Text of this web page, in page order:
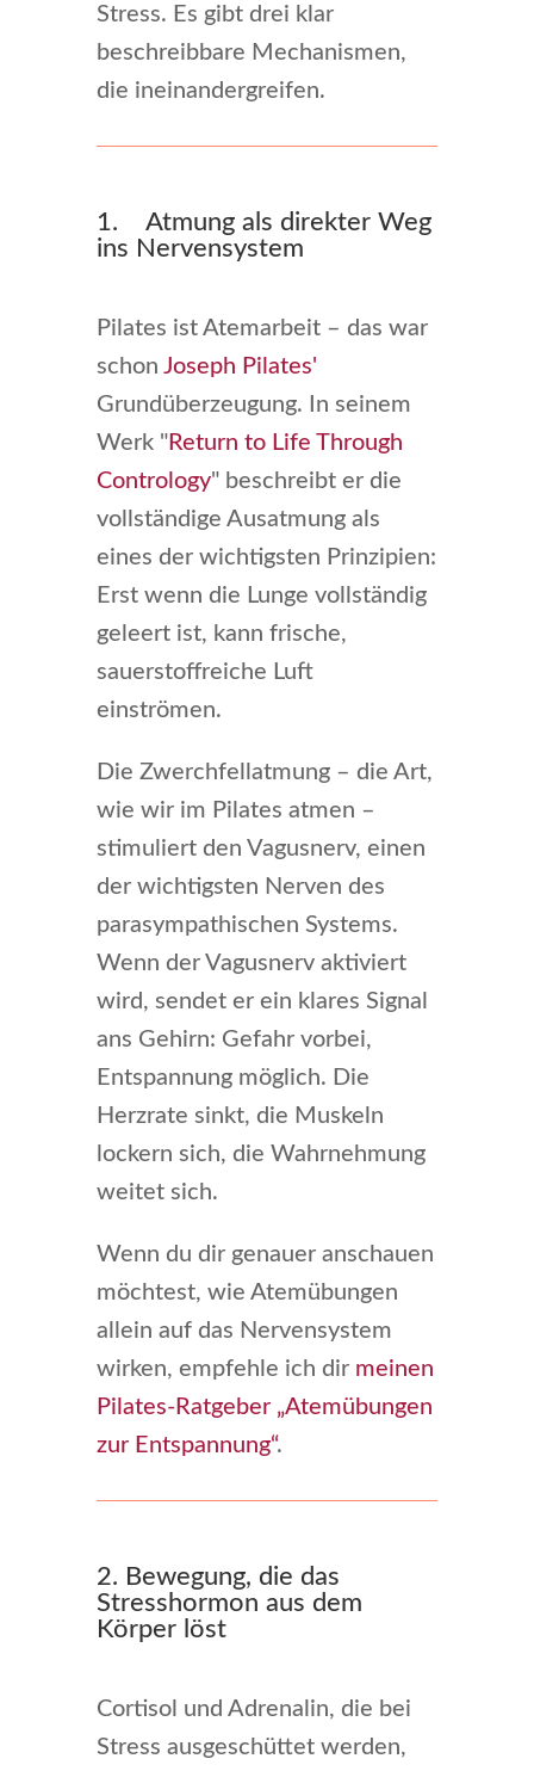
Stress. Es gibt drei klar
beschreibbare Mechanismen,
die ineinandergreifen.
1. Atmung als direkter Weg
ins Nervensystem
Pilates ist Atemarbeit – das war
schon Joseph Pilates'
Grundüberzeugung. In seinem
Werk "Return to Life Through
Contrology" beschreibt er die
vollständige Ausatmung als
eines der wichtigsten Prinzipien:
Erst wenn die Lunge vollständig
geleert ist, kann frische,
sauerstoffreiche Luft
einströmen.
Die Zwerchfellatmung – die Art,
wie wir im Pilates atmen –
stimuliert den Vagusnerv, einen
der wichtigsten Nerven des
parasympathischen Systems.
Wenn der Vagusnerv aktiviert
wird, sendet er ein klares Signal
ans Gehirn: Gefahr vorbei,
Entspannung möglich. Die
Herzrate sinkt, die Muskeln
lockern sich, die Wahrnehmung
weitet sich.
Wenn du dir genauer anschauen
möchtest, wie Atemübungen
allein auf das Nervensystem
wirken, empfehle ich dir meinen
Pilates-Ratgeber „Atemübungen
zur Entspannung“.
2. Bewegung, die das
Stresshormon aus dem
Körper löst
Cortisol und Adrenalin, die bei
Stress ausgeschüttet werden,